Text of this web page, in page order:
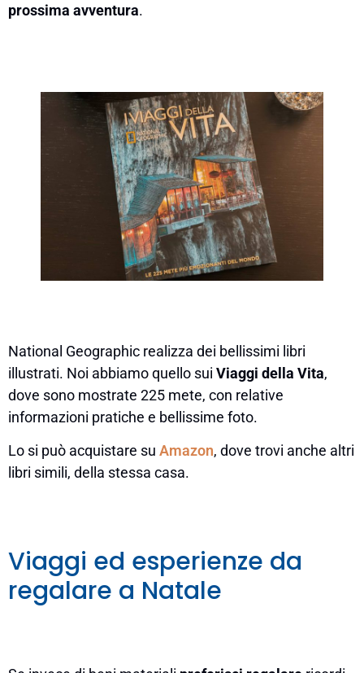
prossima avventura.
National Geographic realizza dei bellissimi libri
illustrati. Noi abbiamo quello sui Viaggi della Vita,
dove sono mostrate 225 mete, con relative
informazioni pratiche e bellissime foto.
Lo si può acquistare su Amazon, dove trovi anche altri
libri simili, della stessa casa.
Viaggi ed esperienze da
regalare a Natale